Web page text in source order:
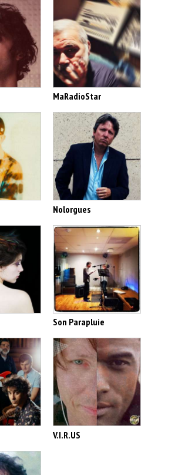
MaRadioStar
Nolorgues
Son Parapluie
V.I.R.US